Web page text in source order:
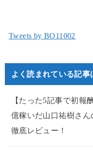
Tweets by BO11002
よく読まれている記事
【たった5記事で初報
億稼いだ山口祐樹さ
徹底レビュー！